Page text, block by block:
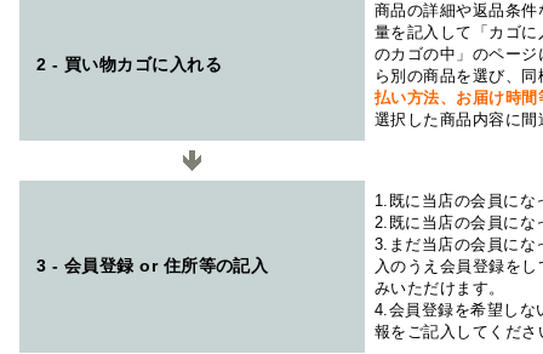
2 - 買い物カゴに入れる
商品の詳細や返品条
量を記入して「カゴ
のカゴの中」のペー
ら別の商品を選び、
払い方法、お届け時
選択した商品内容に
3 - 会員登録 or 住所等の記入
1.既に当店の会員にな
2.既に当店の会員にな
3.まだ当店の会員にな
入のうえ会員登録を
みいただけます。
4.会員登録を希望しな
報をご記入してくださ